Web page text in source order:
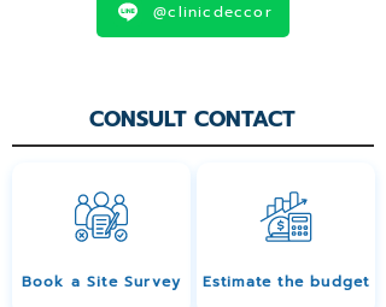
@clinicdeccor
CONSULT CONTACT
Book a Site Survey Estimate the budget